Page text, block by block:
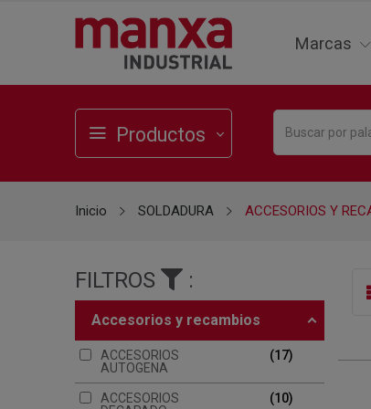
Marcas
Productos
Inicio SOLDADURA ACCESORIOS Y
FILTROS :
accesorios y recambios
ACCESORIOS
AUTOGENA
17
ACCESORIOS
10